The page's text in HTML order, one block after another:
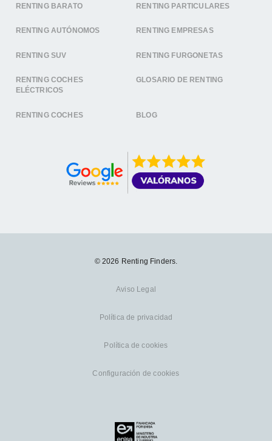
RENTING BARATO RENTING PARTICULARES
RENTING AUTÓNOMOS RENTING EMPRESAS
RENTING SUV RENTING FURGONETAS
RENTING COCHES
ELÉCTRICOS
GLOSARIO DE RENTING
RENTING COCHES BLOG
© 2026 Renting Finders.
Aviso Legal
Política de privacidad
Política de cookies
Configuración de cookies